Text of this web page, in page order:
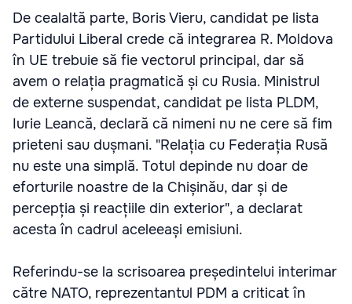
De cealaltă parte, Boris Vieru, candidat pe lista
Partidului Liberal crede că integrarea R. Moldova
în UE trebuie să fie vectorul principal, dar să
avem o relația pragmatică și cu Rusia. Ministrul
de externe suspendat, candidat pe lista PLDM,
Iurie Leancă, declară că nimeni nu ne cere să fim
prieteni sau dușmani. "Relația cu Federația Rusă
nu este una simplă. Totul depinde nu doar de
eforturile noastre de la Chișinău, dar și de
percepția și reacțiile din exterior", a declarat
acesta în cadrul aceleeași emisiuni.
Referindu-se la scrisoarea președintelui interimar
către NATO, reprezentantul PDM a criticat în